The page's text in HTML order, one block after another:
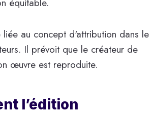
équitable.
au concept d'attribution dans le
Il prévoit que le créateur de
œuvre est reproduite.
l’édition